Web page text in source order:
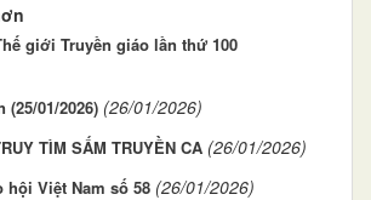
giới Truyền giáo lần thứ 100
(25/01/2026) (26/01/2026)
TÌM SẤM TRUYỀN CA (26/01/2026)
hội Việt Nam số 58 (26/01/2026)